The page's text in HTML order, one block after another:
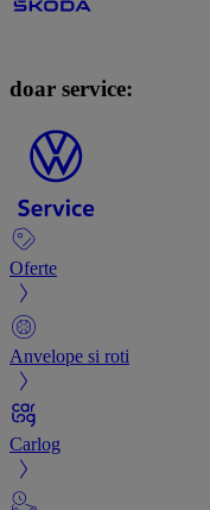
doar service:
Oferte
Anvelope si roti
Carlog